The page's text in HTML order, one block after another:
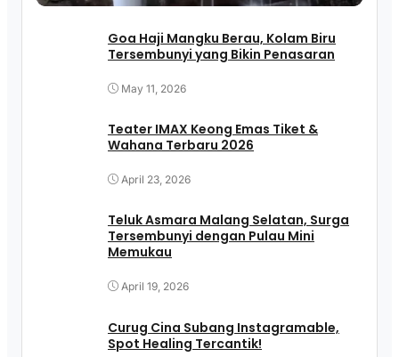
Goa Haji Mangku Berau, Kolam Biru
Tersembunyi yang Bikin Penasaran
May 11, 2026
Teater IMAX Keong Emas Tiket &
Wahana Terbaru 2026
April 23, 2026
Teluk Asmara Malang Selatan, Surga
Tersembunyi dengan Pulau Mini
Memukau
April 19, 2026
Curug Cina Subang Instagramable,
Spot Healing Tercantik!